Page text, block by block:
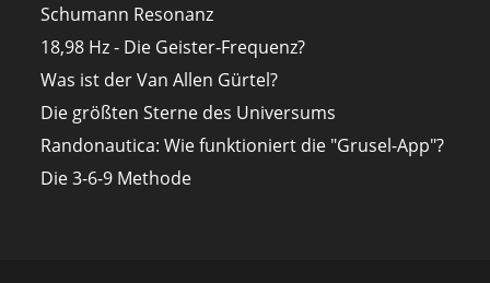
Schumann Resonanz
18,98 Hz - Die Geister-Frequenz?
Was ist der Van Allen Gürtel?
Die größten Sterne des Universums
Randonautica: Wie funktioniert die "Grusel-App"?
Die 3-6-9 Methode